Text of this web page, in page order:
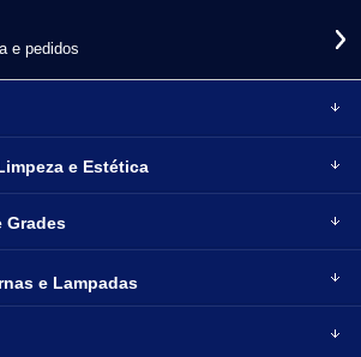
e pedidos
e Estética
Grades
e Lampadas